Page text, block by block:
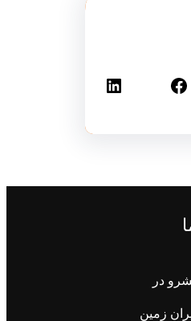
در
زمین